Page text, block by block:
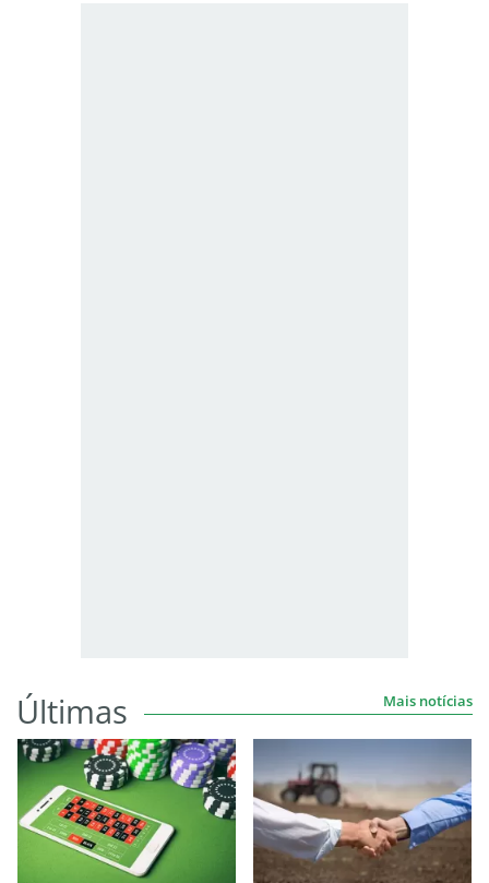
Últimas Mais notícias